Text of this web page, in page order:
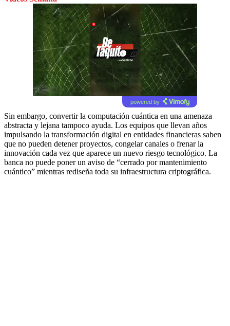
powered by
Sin embargo, convertir la computación cuántica en una amenaza
abstracta y lejana tampoco ayuda. Los equipos que llevan años
impulsando la transformación digital en entidades financieras saben
que no pueden detener proyectos, congelar canales o frenar la
innovación cada vez que aparece un nuevo riesgo tecnológico. La
banca no puede poner un aviso de “cerrado por mantenimiento
cuántico” mientras rediseña toda su infraestructura criptográfica.